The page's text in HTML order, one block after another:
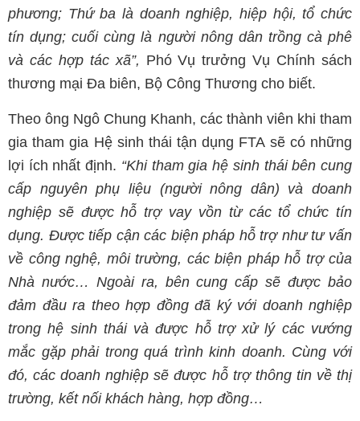
phương; Thứ ba là doanh nghiệp, hiệp hội, tổ chức
tín dụng; cuối cùng là người nông dân trồng cà phê
và các hợp tác xã”, Phó Vụ trưởng Vụ Chính sách
thương mại Đa biên, Bộ Công Thương cho biết.
Theo ông Ngô Chung Khanh, các thành viên khi tham
gia tham gia Hệ sinh thái tận dụng FTA sẽ có những
lợi ích nhất định. “Khi tham gia hệ sinh thái bên cung
cấp nguyên phụ liệu (người nông dân) và doanh
nghiệp sẽ được hỗ trợ vay vồn từ các tổ chức tín
dụng. Được tiếp cận các biện pháp hỗ trợ như tư vấn
về công nghệ, môi trường, các biện pháp hỗ trợ của
Nhà nước… Ngoài ra, bên cung cấp sẽ được bảo
đảm đầu ra theo hợp đồng đã ký với doanh nghiệp
trong hệ sinh thái và được hỗ trợ xử lý các vướng
mắc gặp phải trong quá trình kinh doanh. Cùng với
đó, các doanh nghiệp sẽ được hỗ trợ thông tin về thị
trường, kết nối khách hàng, hợp đồng…